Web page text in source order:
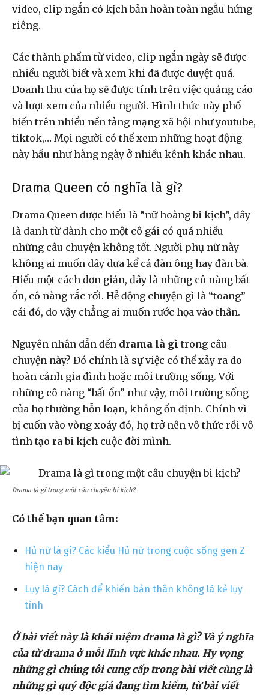
video, clip ngắn có kịch bản hoàn toàn ngẫu hứng
riêng.
Các thành phẩm từ video, clip ngắn ngày sẽ được
nhiều người biết và xem khi đã được duyệt quá.
Doanh thu của họ sẽ được tính trên việc quảng cáo
và lượt xem của nhiều người. Hình thức này phổ
biến trên nhiều nền tảng mạng xã hội như youtube,
tiktok,… Mọi người có thể xem những hoạt động
này hầu như hàng ngày ở nhiều kênh khác nhau.
Drama Queen có nghĩa là gì?
Drama Queen được hiểu là “nữ hoàng bi kịch”, đây
là danh từ dành cho một cô gái có quá nhiều
những câu chuyện không tốt. Người phụ nữ này
không ai muốn dây dưa kể cả đàn ông hay đàn bà.
Hiểu một cách đơn giản, đây là những cô nàng bất
ổn, cô nàng rắc rối. Hễ động chuyện gì là “toang”
cái đó, do vậy chẳng ai muốn rước họa vào thân.
Nguyên nhân dẫn đến drama là gì trong câu
chuyện này? Đó chính là sự việc có thể xảy ra do
hoàn cảnh gia đình hoặc môi trường sống. Với
những cô nàng “bất ổn” như vậy, môi trường sống
của họ thường hỗn loạn, không ổn định. Chính vì
bị cuốn vào vòng xoáy đó, họ trở nên vô thức rồi vô
tình tạo ra bi kịch cuộc đời mình.
Drama là gì trong một câu chuyện bi kịch?
Có thể bạn quan tâm:
Hủ nữ là gì? Các kiểu Hủ nữ trong cuộc sống gen Z
hiện nay
Lụy là gì? Cách để khiến bản thân không là kẻ lụy
tình
Ở bài viết này là khái niệm drama là gì? Và ý nghĩa
của từ drama ở mỗi lĩnh vực khác nhau. Hy vọng
những gì chúng tôi cung cấp trong bài viết cũng là
những gì quý độc giả đang tìm kiếm, từ bài viết